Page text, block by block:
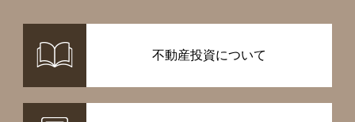
不動産投資について